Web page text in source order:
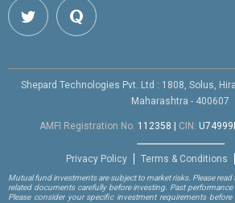
Shepard Technologies Pvt. Ltd : 1808, Solus,
Maharashtra - 400607
AMFI Registration No. 112358 CIN:
Privacy Policy Terms & Conditions
Mutual fund investments are subject to market risks. Please
related documents carefully before investing. Past
Please consider your specific investment requirements